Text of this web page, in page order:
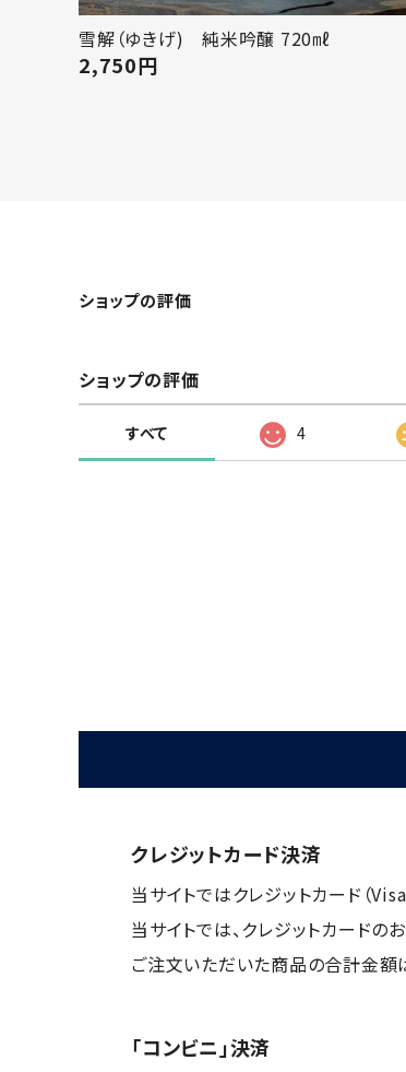
雪解（ゆきげ) 純米吟醸 720㎖
2,750円
ショップの評価
ショップの評価
すべて 4
クレジットカード決済
当サイトではクレジットカード（
当サイトでは、クレジットカードの
ご注文いただいた商品の合計金額
「コンビニ」決済